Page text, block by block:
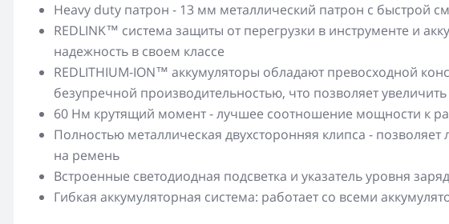
Heavy duty патрон - 13 мм металлический патрон с быстрой
REDLINK™ система защиты от перегрузки в инструменте и
надежность в своем классе
REDLITHIUM-ION™ аккумуляторы обладают превосходной
безупречной производительностью, что позволяет
60 Нм крутящий момент - лучшее соотношение мощности к
Полностью металлическая двухсторонняя клипса - позволяет
на ремень
Встроенные светодиодная подсветка и указатель уровня
Гибкая аккумуляторная система: работает со всеми